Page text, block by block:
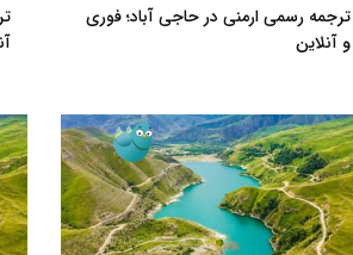
ترجمه رسمی ارمنی در حاجی آباد؛ فوری
و آنلاین